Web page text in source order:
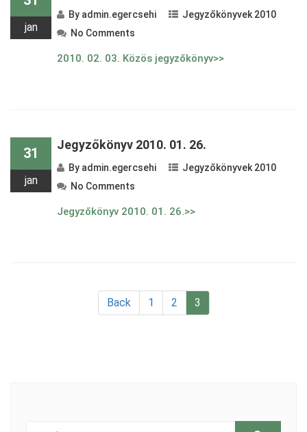
jan
By admin.egercsehi
Jegyzőkönyvek 2010
No Comments
2010. 02. 03. Közös jegyzőkönyv>>
31
jan
Jegyzőkönyv 2010. 01. 26.
By admin.egercsehi
Jegyzőkönyvek 2010
No Comments
Jegyzőkönyv 2010. 01. 26.>>
Bejegyzések lapozása
Back 1 2 3